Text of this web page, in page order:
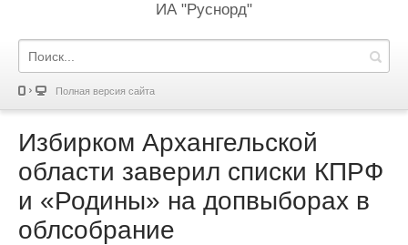
ИА "Руснорд"
Полная версия сайта
Избирком Архангельской
области заверил списки КПРФ
и «Родины» на допвыборах в
облсобрание